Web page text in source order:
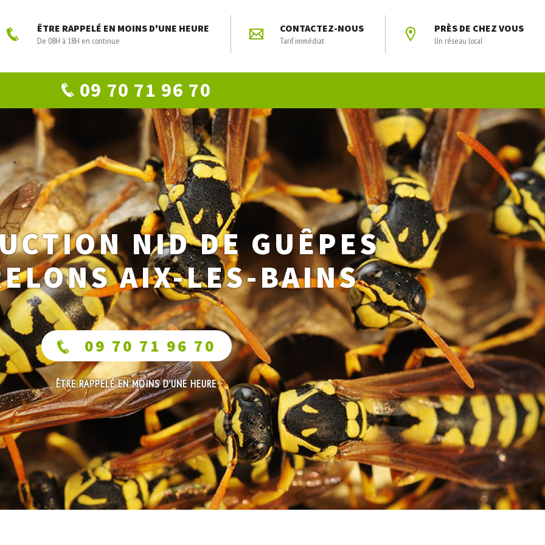
ÊTRE RAPPELÉ EN MOINS D'UNE HEURE
De 08H à 18H en continue
CONTACTEZ-NOUS
Tarif immédiat
PRÈS DE CHEZ VOUS
Un réseau local
09 70 71 96 70
NID DE GUÊPES
AIX-LES-BAINS
09 70 71 96 70
ÊTRE RAPPELÉ EN MOINS D'UNE HEURE